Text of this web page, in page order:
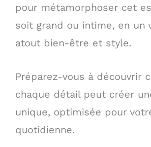
pour métamorphoser cet
soit grand ou intime, en un
atout bien-être et style.
Préparez-vous à découvrir
chaque détail peut créer
unique, optimisée pour
quotidienne.